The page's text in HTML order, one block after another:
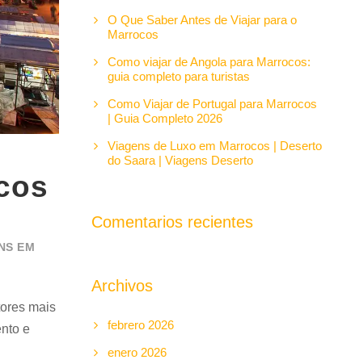
EM
mais
e
O Que Saber Antes de Viajar para o
Marrocos
Como viajar de Angola para Marrocos:
guia completo para turistas
Como Viajar de Portugal para Marrocos
| Guia Completo 2026
Viagens de Luxo em Marrocos | Deserto
do Saara | Viagens Deserto
Comentarios recientes
Archivos
febrero 2026
enero 2026